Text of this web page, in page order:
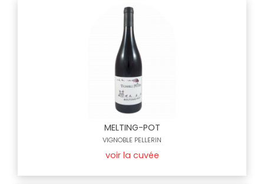
MELTING-POT
VIGNOBLE PELLERIN
voir la cuvée